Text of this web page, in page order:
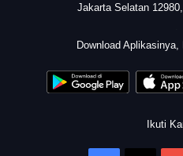
Jakarta Selatan
Download
Ikuti